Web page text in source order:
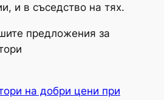
и в съседство на тях.
предложения за
на добри цени при